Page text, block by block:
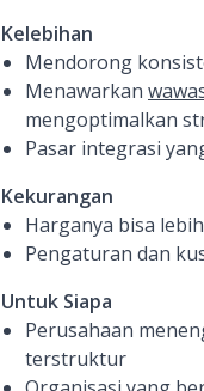
Kelebihan
Mendorong
Menawarkan
mengoptimalkan
Pasar integrasi
Kekurangan
Harganya bisa
Pengaturan dan
Untuk Siapa
Perusahaan
terstruktur